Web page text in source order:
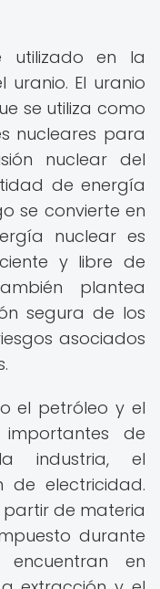
utilizado en la
El uranio
se utiliza como
nucleares para
nuclear del
de energía
se convierte en
nuclear es
y libre de
plantea
segura de los
asociados
el petróleo y el
de
industria, el
de electricidad.
partir de materia
durante
en